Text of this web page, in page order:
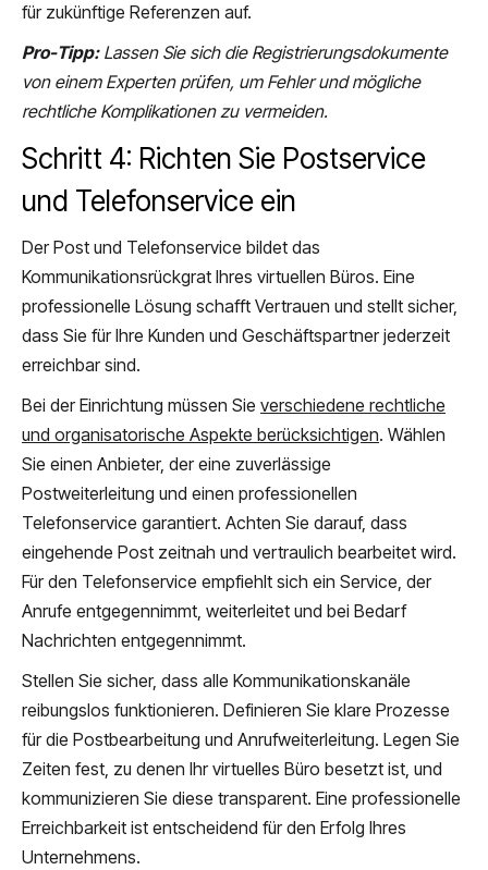
für zukünftige Referenzen auf.
Pro-Tipp: Lassen Sie sich die Registrierungsdokumente
von einem Experten prüfen, um Fehler und mögliche
rechtliche Komplikationen zu vermeiden.
Schritt 4: Richten Sie Postservice
und Telefonservice ein
Der Post und Telefonservice bildet das
Kommunikationsrückgrat Ihres virtuellen Büros. Eine
professionelle Lösung schafft Vertrauen und stellt sicher,
dass Sie für Ihre Kunden und Geschäftspartner jederzeit
erreichbar sind.
Bei der Einrichtung müssen Sie verschiedene rechtliche
und organisatorische Aspekte berücksichtigen. Wählen
Sie einen Anbieter, der eine zuverlässige
Postweiterleitung und einen professionellen
Telefonservice garantiert. Achten Sie darauf, dass
eingehende Post zeitnah und vertraulich bearbeitet wird.
Für den Telefonservice empfiehlt sich ein Service, der
Anrufe entgegennimmt, weiterleitet und bei Bedarf
Nachrichten entgegennimmt.
Stellen Sie sicher, dass alle Kommunikationskanäle
reibungslos funktionieren. Definieren Sie klare Prozesse
für die Postbearbeitung und Anrufweiterleitung. Legen Sie
Zeiten fest, zu denen Ihr virtuelles Büro besetzt ist, und
kommunizieren Sie diese transparent. Eine professionelle
Erreichbarkeit ist entscheidend für den Erfolg Ihres
Unternehmens.